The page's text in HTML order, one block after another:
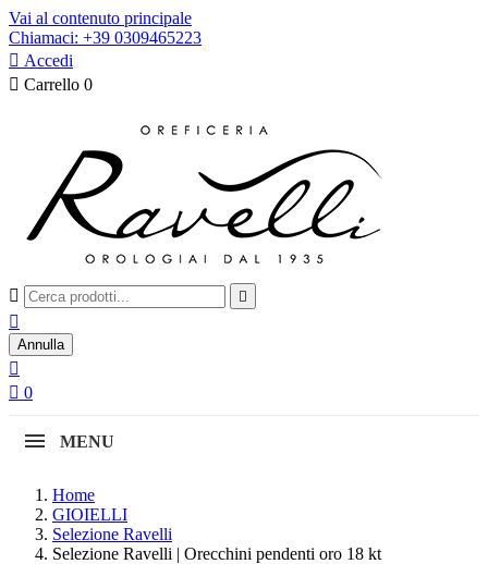
Vai al contenuto principale
Chiamaci: +39 0309465223
 Accedi
 Carrello 0
 

Annulla

 0
MENU
Home
GIOIELLI
Selezione Ravelli
Selezione Ravelli | Orecchini pendenti oro 18 kt